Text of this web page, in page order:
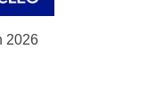
2026